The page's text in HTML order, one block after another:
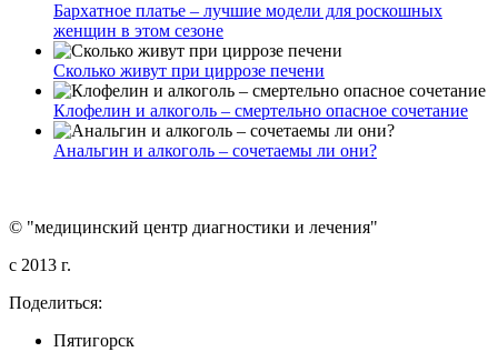
Бархатное платье – лучшие модели для роскошных
женщин в этом сезоне
Сколько живут при циррозе печени
Клофелин и алкоголь – смертельно опасное сочетание
Анальгин и алкоголь – сочетаемы ли они?
© "медицинский центр диагностики и лечения"
c 2013 г.
Поделиться:
Пятигорск